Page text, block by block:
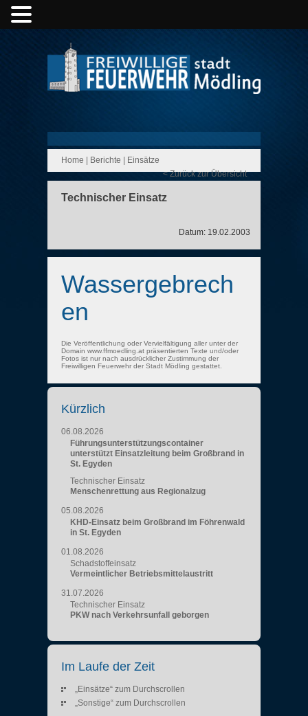
Home Berichte
Einsätze
< Zurück zur Übersicht
Technischer Einsatz
Datum: 19.02.2003
Wassergebrech
en
Die Veröffentlichung oder Vervielfältigung aller unter der
Domain www.ffmoedling.at präsentierten Texte und/oder
Fotos ist nur nach ausdrücklicher Zustimmung der
Freiwilligen Feuerwehr der Stadt Mödling gestattet.
Kürzlich
06.08.2026
Führungsunterstützungscontainer
unterstützt Einsatzleitung beim Großbrand in
St. Egyden
Technischer Einsatz
Menschenrettung aus Regionalzug
05.08.2026
KHD-Einsatz beim Großbrand im Föhrenwald
in St. Egyden
01.08.2026
Schadstoffeinsatz
Vermeintlicher Betriebsmittelaustritt
31.07.2026
Technischer Einsatz
PKW nach Verkehrsunfall geborgen
Im Laufe der Zeit
„Einsätze“ zum Durchscrollen
„Sonstige“ zum Durchscrollen